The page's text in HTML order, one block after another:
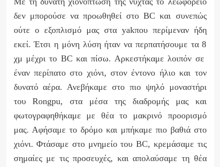
δεν μπορούσε να προωθηθεί στοBC και συνεπώς
ούτε ο εξοπλισμό μας στα yakπου περίμεναν ήδη
εκεί. Έτσι η μόνη λύση ήταν να περπατήσουμε τα 8
χμ μέχρι το BC και πίσω. Αρκεστήκαμε λοιπόν σε
έναν περίπατο στο χιόνι, στον έντονο ήλιο και τον
δυνατό αέρα. Ανεβήκαμε στο πιο ψηλό μοναστήρι
τουRongpu, στα μέσα της διαδρομής μας και
φωτογραφηθήκαμε με θέα το μακρινό προορισμό
μας. Αφήσαμε το δρόμο και μπήκαμε πιο βαθιά στο
χιόνι. Φτάσαμε στο μνημείο τουBC, κρεμάσαμε τις
σημαίες με τις προσευχές, και απολαύσαμε τη θέα